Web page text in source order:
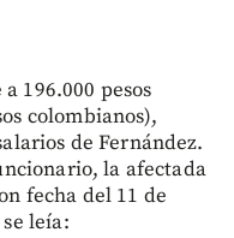
196.000 pesos
colombianos),
de Fernández.
la afectada
fecha del 11 de
leía: